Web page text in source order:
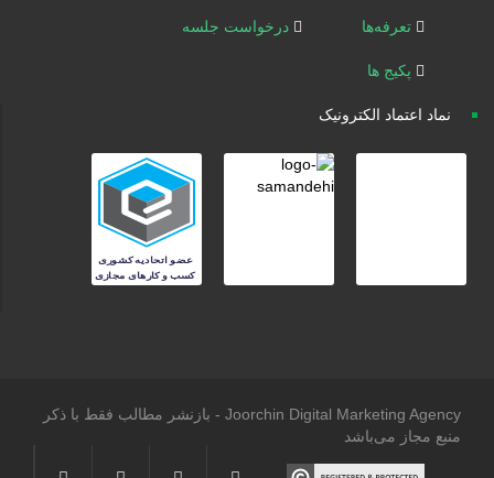
تعرفه‌ها
پکیج ها
درخواست جلسه
نماد اعتماد الکترونیک
Joorchin Digital Marketing Agency - بازنشر مطالب فقط با ذکر
منبع مجاز می‌باشد